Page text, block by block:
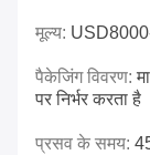
मूल्य:
पैकेजिंग विवरण:
पर निर्भर करता है
प्रसव के समय: